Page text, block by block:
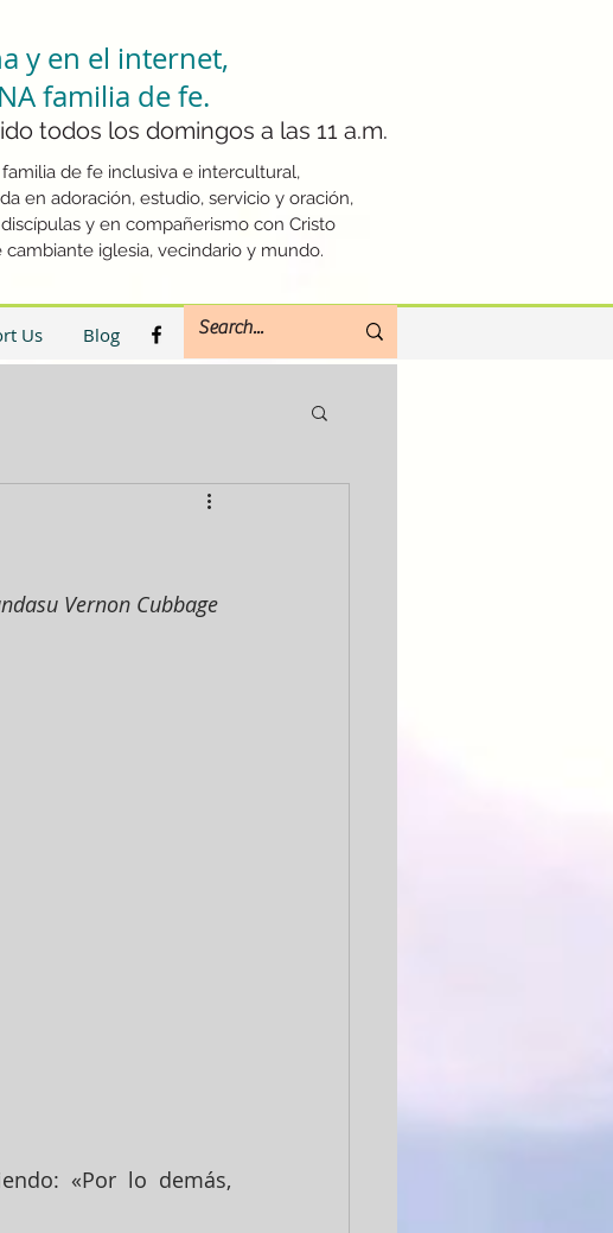
todos los domingos a las 11 a.m.
de fe inclusiva e intercultural,
en adoración, estudio, servicio y oración,
y en compañerismo con Cristo
iglesia, vecindario y mundo.
y en el internet,
familia de fe.
Us Blog
Vernon Cubbage